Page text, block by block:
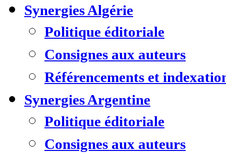
Synergies Algérie
Politique éditoriale
Consignes aux auteurs
Référencements et
Synergies Argentine
Politique éditoriale
Consignes aux auteurs